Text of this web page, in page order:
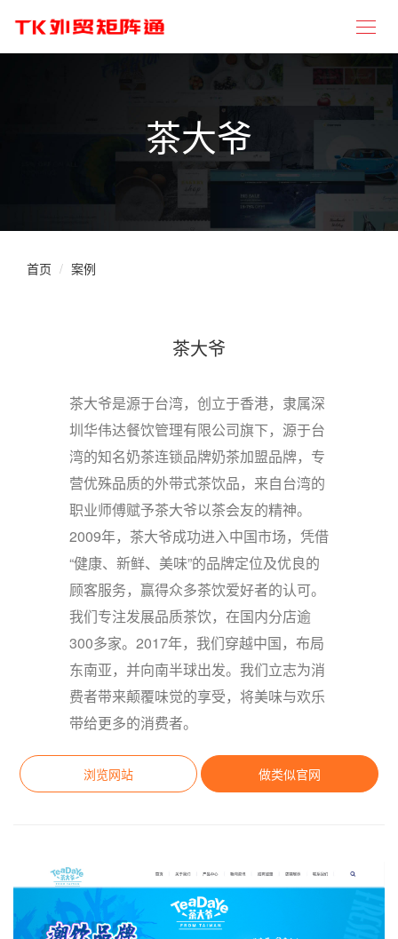
茶大爷
首页 案例
茶大爷
茶大爷是源于台湾，创立于香港，隶属深
圳华伟达餐饮管理有限公司旗下，源于台
湾的知名奶茶连锁品牌奶茶加盟品牌，专
营优殊品质的外带式茶饮品，来自台湾的
职业师傅赋予茶大爷以茶会友的精神。
2009年，茶大爷成功进入中国市场，凭借
“健康、新鲜、美味”的品牌定位及优良的
顾客服务，赢得众多茶饮爱好者的认可。
我们专注发展品质茶饮，在国内分店逾
300多家。2017年，我们穿越中国，布局
东南亚，并向南半球出发。我们立志为消
费者带来颠覆味觉的享受，将美味与欢乐
带给更多的消费者。
浏览网站 做类似官网